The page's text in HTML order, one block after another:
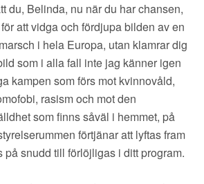
du, Belinda, nu när du har chansen,
att vidga och fördjupa bilden av en
i hela Europa, utan klamrar dig
som i alla fall inte jag känner igen
kampen som förs mot kvinnovåld,
rasism och mot den
som finns såväl i hemmet, på
förtjänar att lyftas fram
på snudd till förlöjligas i ditt program.